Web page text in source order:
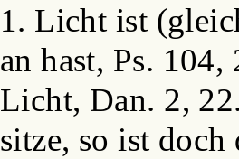
1. Licht ist
an hast, Ps.
Licht, Dan. 2,
sitze, so ist